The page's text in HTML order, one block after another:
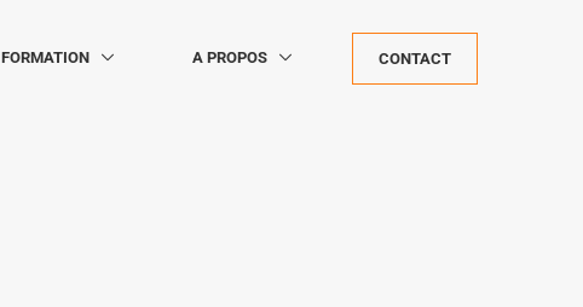
FORMATION A PROPOS CONTACT